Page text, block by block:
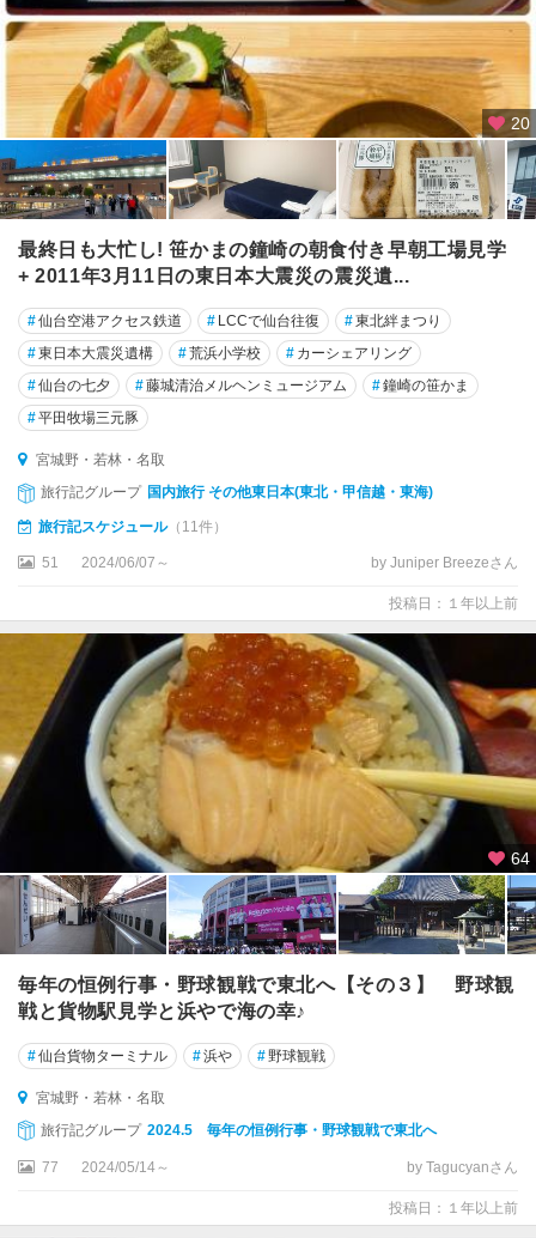
20
最終日も大忙し! 笹かまの鐘崎の朝食付き早朝工場見学
+ 2011年3月11日の東日本大震災の震災遺...
#仙台空港アクセス鉄道 # LCCで仙台往復 #東北絆まつり
#東日本大震災遺構 #荒浜小学校 # カーシェアリング
#仙台の七夕 #藤城清治メルヘンミュージアム #鐘崎の笹かま
#平田牧場三元豚
宮城野・若林・名取
旅行記グループ 国内旅行 その他東日本(東北・甲信越・東海)
旅行記スケジュール（11件）
51 2024/06/07～ by Juniper Breezeさん
投稿日：１年以上前
64
毎年の恒例行事・野球観戦で東北へ【その３】 野球観
戦と貨物駅見学と浜やで海の幸♪
#仙台貨物ターミナル #浜や #野球観戦
宮城野・若林・名取
旅行記グループ 2024.5 毎年の恒例行事・野球観戦で東北へ
77 2024/05/14～ by Tagucyanさん
投稿日：１年以上前